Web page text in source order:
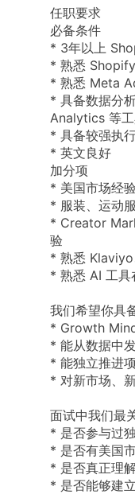
任职要求
必备条件
* 3年以上
* 熟悉 Shopify
* 熟悉 Meta
* 具备数据分
Analytics 等
* 具备较强执
* 英文良好
加分项
* 美国市场经验
* 服装、运动
* Creator
验
* 熟悉 Klaviyo
* 熟悉 AI 工具
我们希望你具
* Growth
* 能从数据中
* 能独立推进
* 对新市场、
面试中我们最
* 是否参与过
* 是否有美国
* 是否真正理
* 是否能够建